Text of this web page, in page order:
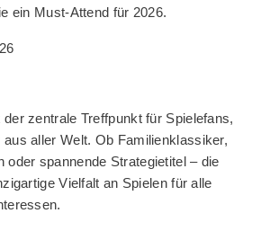
ein Must-Attend für 2026.
zentrale Treffpunkt für Spielefans,
aus aller Welt. Ob Familienklassiker,
oder spannende Strategietitel – die
Vielfalt an Spielen für alle